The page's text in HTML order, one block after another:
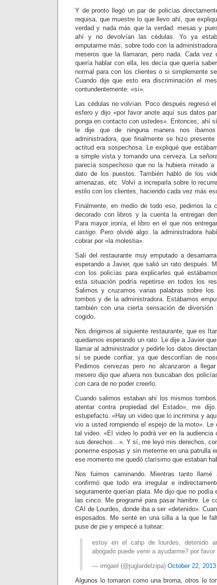
Y de pronto llegó un par de policías
requisa, que muestre lo que llevo ahí, que
verdad y nada más que la verdad: mesas y
ahí y no devolvían las cédulas. Yo ya
emputarme más, sobre todo con la
meseros que la llamaran, pero nada. Cada vez
quería hablar con ella, les decía que quería
normal para con los clientes o si simplemente
Cuando dije que esto era discriminación el
contundentemente: «sí».
Las cédulas no volvían. Poco después regresó
esfero y dijo «por favor anote aquí sus datos
ponga en contacto con ustedes». Entonces, ahí
le dije que de ninguna manera nos
administradora, que finalmente se hizo
actitud era sospechosa. Le expliqué que
a simple vista y tomando una cerveza. La
parecía sospechoso que no la hubiera mirado
dato de los puestos. También habló de los
amenazas, etc. Volví a increparla sobre lo
estilo con los clientes, haciendo cada vez más
Finalmente, en medio de todo eso, pedimos la
decorado con libros y la cuenta la entregan
Para mayor ironía, el libro en el que nos
castigo. Pero olvidé algo: la administradora
cobrar por «la molestia».
Salí del restaurante muy emputado a
esperando a Javier, que salió un rato después.
con los policías para explicarles qué
esta situación podría repetirse en todos los
Salimos y cruzamos varias palabras sobre
tombos y de la administradora. Estábamos
también con una cierta sensación de
cogido.
Nos dirigimos al siguiente restaurante, que es
quedamos esperando un rato. Le dije a Javier
llamar al administrador y pedirle los datos
sí se puede confiar, ya que desconfían de
Pedimos cervezas pero no alcanzaron a
mesero dijo que afuera nos buscaban dos
con cara de no poder creerlo.
Cuando salimos estaban ahí los mismos
atentar contra propiedad del Estado», me
estupefacto. «Hay un video que lo incrimina y
vio a usted rompiendo el espejo de la moto».
tal video. «El video lo podrá ver en la
sus derechos…». Y sí, me leyó mis derechos,
ponerme esposas y sin meterme en una patrulla
ese momento me quedó clarísimo que estaban
Nos fuimos caminando. Mientras tanto
confirmó que todo era irregular e
seguramente querían plata. Me dijo que no podía
las cinco. Me programé para pasar hambre. Le
CAI de Lourdes, donde iba a ser «detenido».
esposados. Me senté en una silla a la que le
puse de pie y empecé a tuitear:
estoy en el cahp de lourdes, detenido
abogado puede venir a ayudarme? por favor
— irrigael (@juglardelzipa) October 22, 2013
Algunos lo tomaron como una broma, otros lo